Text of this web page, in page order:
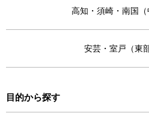
高知・須崎・南国（
安芸・室戸（東
目的から探す